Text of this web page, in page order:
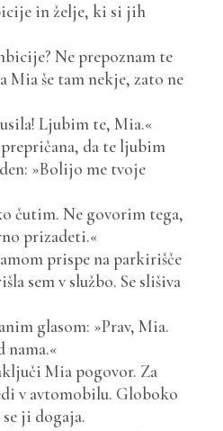
in želje, ki si jih
Ne prepoznam te
Mia še tam nekje, zato ne
Ljubim te, Mia.«
da te ljubim
»Bolijo me tvoje
čutim. Ne govorim tega,
prizadeti.«
prispe na parkirišče
sem v službo. Se slišiva
glasom: »Prav, Mia.
nama.«
Mia pogovor. Za
v avtomobilu. Globoko
ji dogaja.